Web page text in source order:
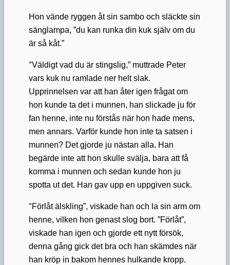
Hon vände ryggen åt sin sambo och släckte sin
sänglampa, ”du kan runka din kuk själv om du
är så kåt.”
”Väldigt vad du är stingslig,” muttrade Peter
vars kuk nu ramlade ner helt slak.
Upprinnelsen var att han åter igen frågat om
hon kunde ta det i munnen, han slickade ju för
fan henne, inte nu förstås när hon hade mens,
men annars. Varför kunde hon inte ta satsen i
munnen? Det gjorde ju nästan alla. Han
begärde inte att hon skulle svälja, bara att få
komma i munnen och sedan kunde hon ju
spotta ut det. Han gav upp en uppgiven suck.
”Förlåt älskling”, viskade han och la sin arm om
henne, vilken hon genast slog bort. ”Förlåt”,
viskade han igen och gjorde ett nytt försök,
denna gång gick det bra och han skämdes när
han kröp in bakom hennes hulkande kropp.